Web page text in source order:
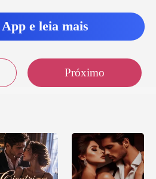
e leia mais
Próximo